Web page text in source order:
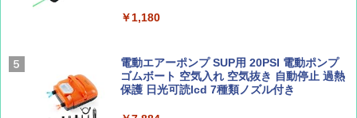
イド ブラックコーティング フルクローズ メ
ッシュ 4人用 簡単設置 ポップアップテント P
ATCW-150B エクルベージュ
￥1,180
電動エアーポンプ SUP用 20PSI 電動ポンプ
ゴムボート 空気入れ 空気抜き 自動停止 過熱
保護 日光可読lcd 7種類ノズル付き